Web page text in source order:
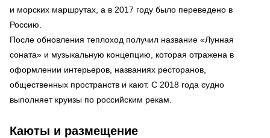
и морских маршрутах, а в 2017 году было переведено в
Россию.
После обновления теплоход получил название «Лунная
соната» и музыкальную концепцию, которая отражена в
оформлении интерьеров, названиях ресторанов,
общественных пространств и кают. С 2018 года судно
выполняет круизы по российским рекам.
Каюты и размещение